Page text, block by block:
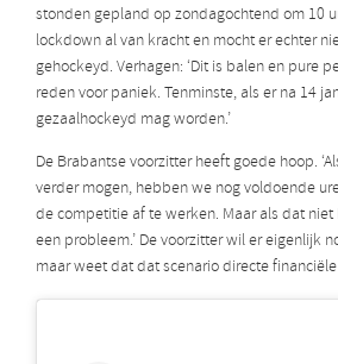
stonden gepland op zondagochtend om 10
lockdown al van kracht en mocht er echter
gehockeyd. Verhagen: ‘Dit is balen en pure
reden voor paniek. Tenminste, als er na 14
gezaalhockeyd mag worden.’
De Brabantse voorzitter heeft goede hoop.
verder mogen, hebben we nog voldoende
de competitie af te werken. Maar als dat
een probleem.’ De voorzitter wil er eigenlijk
maar weet dat dat scenario directe